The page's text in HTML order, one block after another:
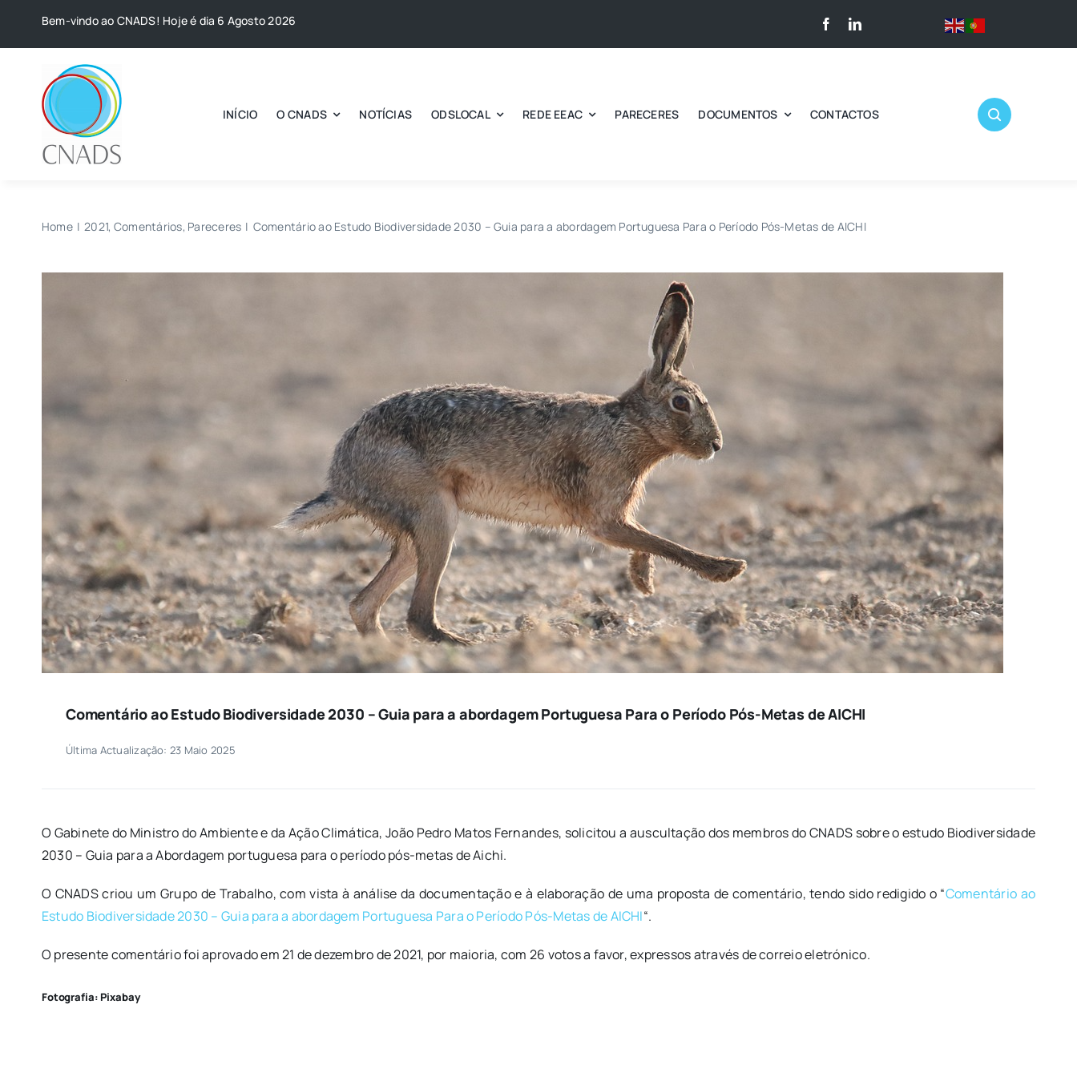
Bem-vindo ao CNADS! Hoje é dia 6 Agosto 2026
INÍCIO O CNADS NOTÍCIAS ODSLOCAL REDE EEAC PARECERES DOCUMENTOS CONTACTOS
Home 2021 Comentários Pareceres Comentário ao Estudo Biodiversidade 2030 – Guia para a abordagem Portuguesa Para o Período Pós-Metas de AICHI
Comentário ao Estudo Biodiversidade 2030 – Guia para a abordagem Portuguesa Para o Período Pós-Metas de AICHI
Última Actualização: 23 Maio 2025
O Gabinete do Ministro do Ambiente e da Ação Climática, João Pedro Matos Fernandes, solicitou a auscultação dos membros do CNADS sobre o estudo Biodiversidade
2030 – Guia para a Abordagem portuguesa para o período pós-metas de Aichi.
O CNADS criou um Grupo de Trabalho, com vista à análise da documentação e à elaboração de uma proposta de comentário, tendo sido redigido o “Comentário ao
Estudo Biodiversidade 2030 – Guia para a abordagem Portuguesa Para o Período Pós-Metas de AICHI“.
O presente comentário foi aprovado em 21 de dezembro de 2021, por maioria, com 26 votos a favor, expressos através de correio eletrónico.
Fotografia: Pixabay